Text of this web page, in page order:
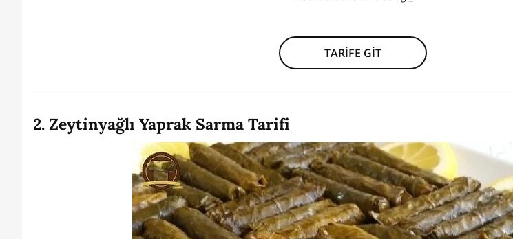
TARİFE GİT
2. Zeytinyağlı Yaprak Sarma Tarifi